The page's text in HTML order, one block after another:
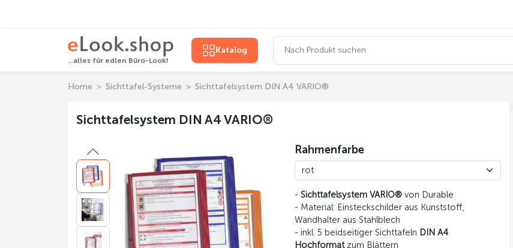
...alles für edlen Büro-Look!
Katalog
Home Sichttafel-Systeme Sichttafelsystem DIN A4 VARIO®
Sichttafelsystem DIN A4 VARIO®
Rahmenfarbe
-Sichttafelsystem VARIO® von Durable
- Material: Einsteckschilder aus Kunststoff,
Wandhalter aus Stahlblech
- inkl. 5 beidseitiger Sichttafeln DIN A4
Hochformatzum Blättern